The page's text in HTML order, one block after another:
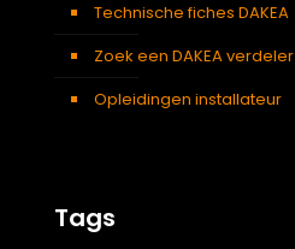
Technische fiches DAKEA
Zoek een DAKEA verdeler
Opleidingen installateur
Tags